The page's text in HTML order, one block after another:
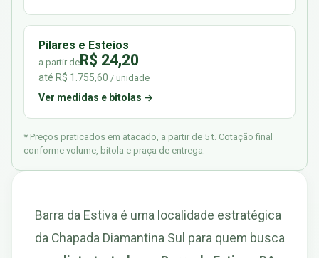
Pilares e Esteios
a partir deR$ 24,20
até R$ 1.755,60 / unidade
Ver medidas e bitolas →
* Preços praticados em atacado, a partir de 5 t. Cotação final
conforme volume, bitola e praça de entrega.
Barra da Estiva é uma localidade estratégica
da Chapada Diamantina Sul para quem busca